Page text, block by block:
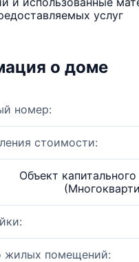
услуг
о доме
номер:
стоимости:
Объект
жилых помещений: